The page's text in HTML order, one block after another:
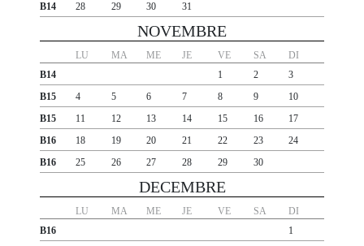
B14
28 29 30 31
NOVEMBRE
LU MA ME JE VE SA
DI
B14
1 2
3
B15
4 5 6 7 8 9
10
B15
11 12 13 14 15 16
17
B16
18 19 20 21 22 23
24
B16
25 26 27 28 29 30
DECEMBRE
LU MA ME JE VE SA
DI
B16
1